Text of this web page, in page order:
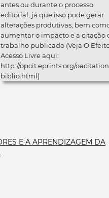
antes ou durante o processo
editorial, já que isso pode gerar
alterações produtivas, bem
aumentar o impacto e a citação
trabalho publicado (Veja O
Acesso Livre aqui:
http://opcit.eprints.org/
biblio.html)
E A APRENDIZAGEM DA